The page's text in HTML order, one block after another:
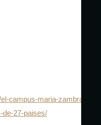
campus-maria-zambrano-
de-27-paises/